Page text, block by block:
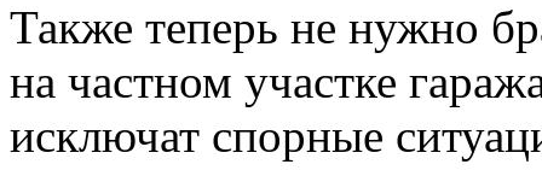
Также теперь не нужно
на частном участке
исключат спорные